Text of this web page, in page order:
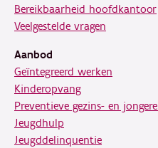
Bereikbaarheid hoofdkantoor
Veelgestelde vragen
Aanbod
Geïntegreerd werken
Kinderopvang
Preventieve gezins- en
Jeugdhulp
Jeugddelinquentie